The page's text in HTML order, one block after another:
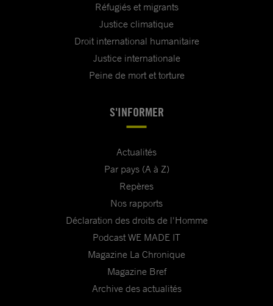
Réfugiés et migrants
Justice climatique
Droit international humanitaire
Justice internationale
Peine de mort et torture
S'INFORMER
Actualités
Par pays (A à Z)
Repères
Nos rapports
Déclaration des droits de l'Homme
Podcast WE MADE IT
Magazine La Chronique
Magazine Bref
Archive des actualités